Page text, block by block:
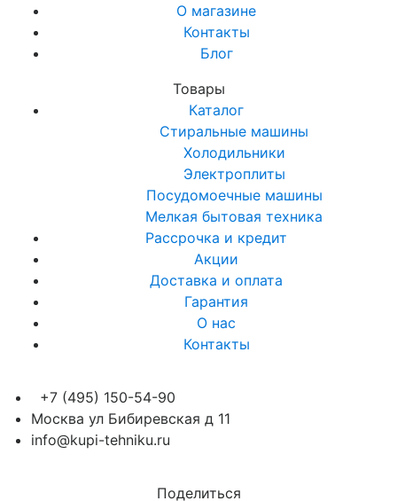
О магазине
Контакты
Блог
Товары
Каталог
Стиральные машины
Холодильники
Электроплиты
Посудомоечные машины
Мелкая бытовая техника
Рассрочка и кредит
Акции
Доставка и оплата
Гарантия
О нас
Контакты
+7 (495) 150-54-90
Москва ул Бибиревская д 11
info@kupi-tehniku.ru
Поделиться